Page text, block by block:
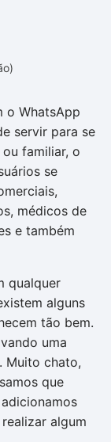
o WhatsApp
servir para se
familiar, o
se
médicos de
e também
qualquer
alguns
tão bem.
uma
Muito chato,
que
algum